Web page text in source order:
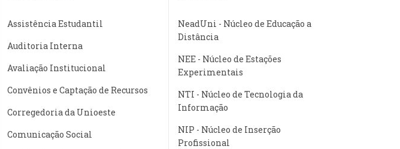
Assistência Estudantil
Auditoria Interna
Avaliação Institucional
Convênios e Captação de Recursos
Corregedoria da Unioeste
Comunicação Social
NeadUni - Núcleo de Educação a
Distância
NEE - Núcleo de Estações
Experimentais
NTI - Núcleo de Tecnologia da
Informação
NIP - Núcleo de Inserção
Profissional